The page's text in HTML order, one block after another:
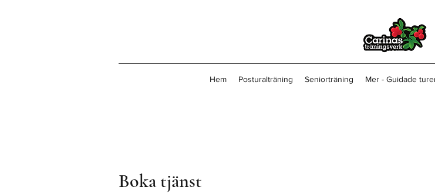
Hem Posturalträning Seniorträning Mer - Guidade
Boka tjänst